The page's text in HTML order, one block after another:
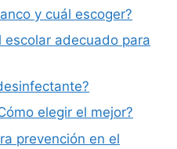
y cuál escoger?
escolar adecuado para
elegir el mejor?
prevención en el